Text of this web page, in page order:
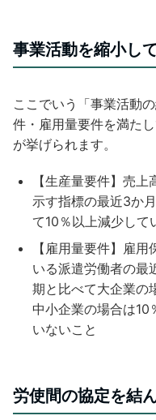
事業活動を縮小し
ここでいう「事業活動
件・雇用量要件を満た
が挙げられます。
【生産量要件】売
示す指標の最近3か
て10％以上減少して
【雇用量要件】雇
いる派遣労働者の最
期と比べて大企業の
中小企業の場合は10
いないこと
労使間の協定を結